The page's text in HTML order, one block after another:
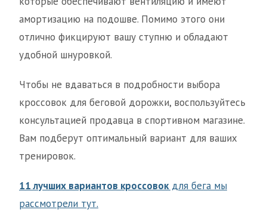
амортизацию на подошве. Помимо этого они
отлично фикцируют вашу ступню и обладают
удобной шнуровкой.
Чтобы не вдаваться в подробности выбора
кроссовок для беговой дорожки, воспользуйтесь
консультацией продавца в спортивном магазине.
Вам подберут оптимальный вариант для ваших
тренировок.
11 лучших вариантов кроссовокдля бега мы
рассмотрели тут.